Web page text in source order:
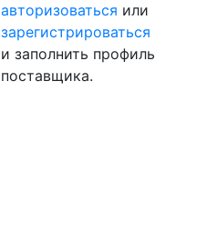
авторизоваться или
зарегистрироваться
и заполнить профиль
поставщика.